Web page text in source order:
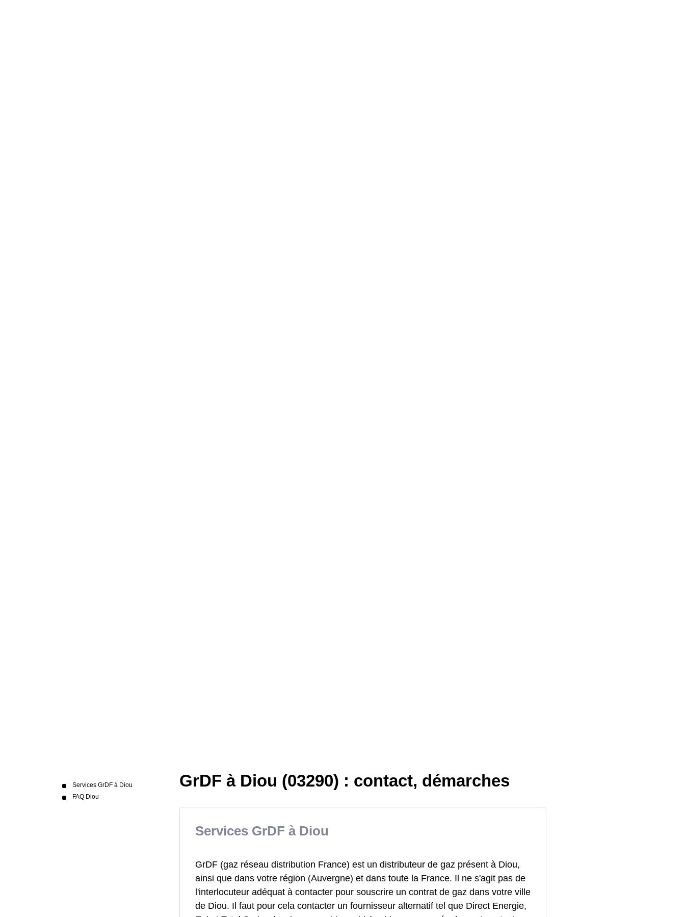
Services GrDF à Diou
FAQ Diou
GrDF à Diou (03290) : contact, démarches
Services GrDF à Diou
GrDF (gaz réseau distribution France) est un distributeur de gaz présent à Diou,
ainsi que dans votre région (Auvergne) et dans toute la France. Il ne s'agit pas de
l'interlocuteur adéquat à contacter pour souscrire un contrat de gaz dans votre ville
de Diou. Il faut pour cela contacter un fournisseur alternatif tel que Direct Energie,